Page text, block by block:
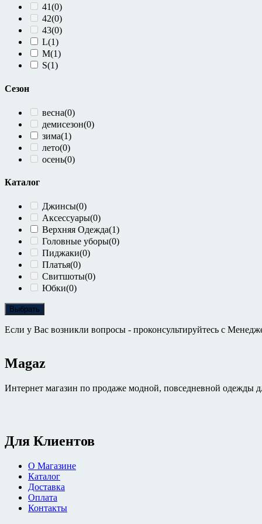
41(0)
42(0)
43(0)
L(1)
M(1)
S(1)
Сезон
весна(0)
демисезон(0)
зима(1)
лето(0)
осень(0)
Каталог
Джинсы(0)
Аксессуары(0)
Верхняя Одежда(1)
Головные уборы(0)
Пиджаки(0)
Платья(0)
Свитшоты(0)
Юбки(0)
Выбрать
Если у Вас возникли вопросы - проконсультируйтесь с
Magaz
Интернет магазин по продаже модной, повседневной одежды
Для Клиентов
О Магазине
Каталог
Доставка
Оплата
Контакты